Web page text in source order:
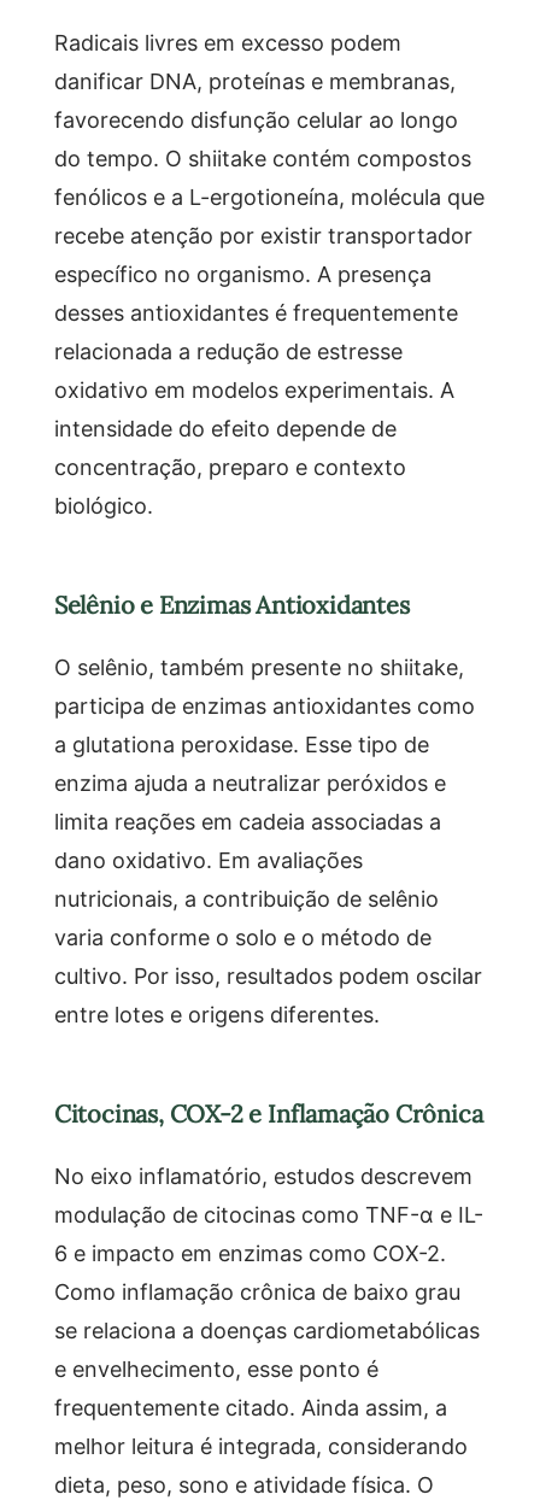
Radicais livres em excesso podem
danificar DNA, proteínas e membranas,
favorecendo disfunção celular ao longo
do tempo. O shiitake contém compostos
fenólicos e a L-ergotioneína, molécula que
recebe atenção por existir transportador
específico no organismo. A presença
desses antioxidantes é frequentemente
relacionada a redução de estresse
oxidativo em modelos experimentais. A
intensidade do efeito depende de
concentração, preparo e contexto
biológico.
Selênio e Enzimas Antioxidantes
O selênio, também presente no shiitake,
participa de enzimas antioxidantes como
a glutationa peroxidase. Esse tipo de
enzima ajuda a neutralizar peróxidos e
limita reações em cadeia associadas a
dano oxidativo. Em avaliações
nutricionais, a contribuição de selênio
varia conforme o solo e o método de
cultivo. Por isso, resultados podem oscilar
entre lotes e origens diferentes.
Citocinas, COX-2 e Inflamação Crônica
No eixo inflamatório, estudos descrevem
modulação de citocinas como TNF-α e IL-
6 e impacto em enzimas como COX-2.
Como inflamação crônica de baixo grau
se relaciona a doenças cardiometabólicas
e envelhecimento, esse ponto é
frequentemente citado. Ainda assim, a
melhor leitura é integrada, considerando
dieta, peso, sono e atividade física. O